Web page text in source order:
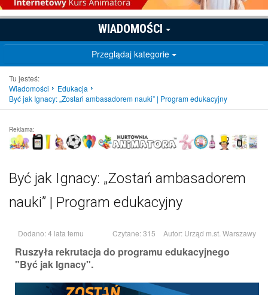
WIADOMOŚCI
Przeglądaj kategorie
Tu jesteś:
Wiadomości
Edukacja
Być jak Ignacy: „Zostań ambasadorem nauki” | Program edukacyjny
Reklama:
Być jak Ignacy: „Zostań ambasadorem
nauki” | Program edukacyjny
Dodano: 4 lata temu Czytane: 315 Autor: Urząd m.st. Warszawy
Ruszyła rekrutacja do programu edukacyjnego
"Być jak Ignacy".